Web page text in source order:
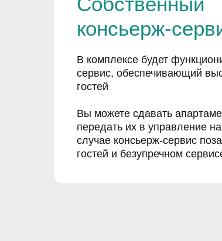
консьерж-
В комплексе будет
сервис, обеспечивающий
гостей
Вы можете сдавать
передать их в управление
случае консьерж-сервис
гостей и безупречном